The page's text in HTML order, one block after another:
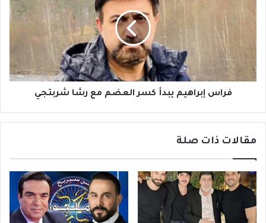
ا
ل
ع
د
ع
و
ل
س
ا
ه
د
س
ر
ا
ل
فراس إبراهيم يبدأ كسر العضم مع رشا شربتجي
مقالات ذات صلة